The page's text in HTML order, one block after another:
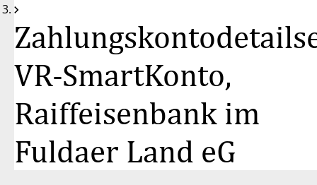
auf
100
VR-SmartKonto,
Raiffeisenbank im
Fuldaer Land eG